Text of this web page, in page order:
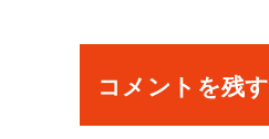
ナ
ビ
コメントを残す